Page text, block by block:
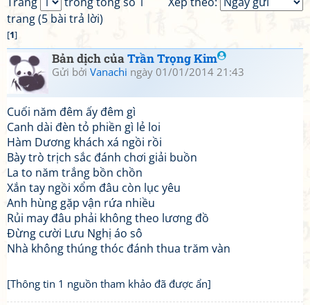
trang (5 bài trả lời)
[1]
Bản dịch củaTrần Trọng Kim
Gửi bởi Vanachi ngày 01/01/2014 21:43
Cuối năm đêm ấy đêm gì
Canh dài đèn tỏ phiền gì lẻ loi
Hàm Dương khách xá ngồi rồi
Bày trò trịch sắc đánh chơi giải buồn
La to năm trắng bồn chồn
Xắn tay ngồi xổm đâu còn lục yêu
Anh hùng gặp vận rứa nhiều
Rủi may đâu phải không theo lương đồ
Đừng cười Lưu Nghị áo sô
Nhà không thúng thóc đánh thua trăm vàn
[Thông tin 1 nguồn tham khảo đã được ẩn]